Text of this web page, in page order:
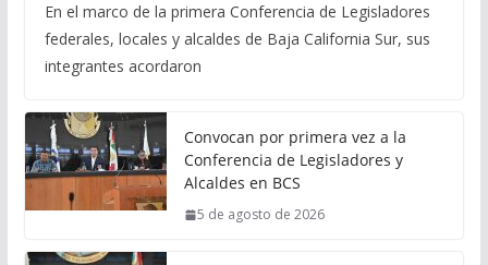
En el marco de la primera Conferencia de Legisladores
federales, locales y alcaldes de Baja California Sur, sus
integrantes acordaron
Convocan por primera vez a la
Conferencia de Legisladores y
Alcaldes en BCS
5 de agosto de 2026